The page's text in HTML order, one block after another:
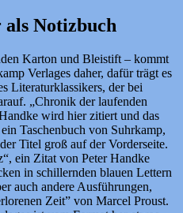
Notizbuch
Karton und Bleistift – kommt
Verlages daher, dafür trägt es
Literaturklassikers, der bei
„Chronik der laufenden
wird hier zitiert und das
Taschenbuch von Suhrkamp,
Titel groß auf der Vorderseite.
ein Zitat von Peter Handke
in schillernden blauen Lettern
auch andere Ausführungen,
Zeit” von Marcel Proust.